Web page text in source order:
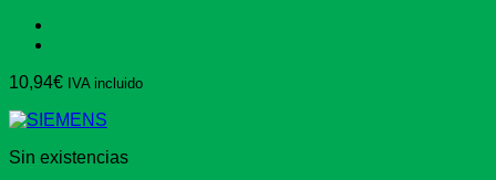
10,94€ IVA incluido
Sin existencias